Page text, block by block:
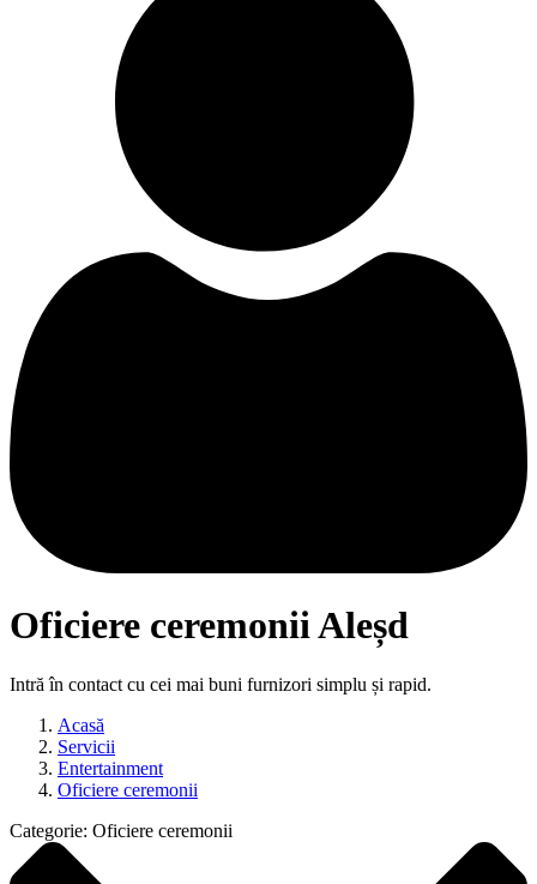
Oficiere ceremonii Aleșd
Intră în contact cu cei mai buni furnizori simplu și rapid.
Acasă
Servicii
Entertainment
Oficiere ceremonii
Categorie: Oficiere ceremonii